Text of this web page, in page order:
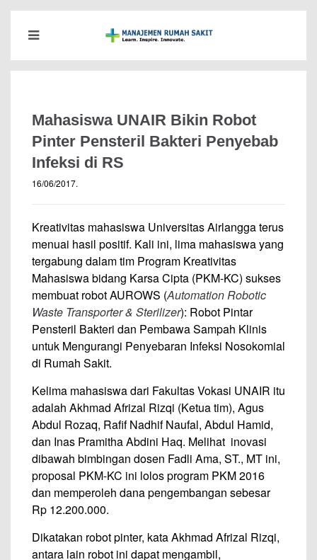
Mahasiswa UNAIR Bikin Robot
Pinter Pensteril Bakteri Penyebab
Infeksi di RS
16/06/2017.
Kreativitas mahasiswa Universitas Airlangga terus
menuai hasil positif. Kali ini, lima mahasiswa yang
tergabung dalam tim Program Kreativitas
Mahasiswa bidang Karsa Cipta (PKM-KC) sukses
membuat robot AUROWS (Automation Robotic
Waste Transporter & Sterilizer): Robot Pintar
Pensteril Bakteri dan Pembawa Sampah Klinis
untuk Mengurangi Penyebaran Infeksi Nosokomial
di Rumah Sakit.
Kelima mahasiswa dari Fakultas Vokasi UNAIR itu
adalah Akhmad Afrizal Rizqi (Ketua tim), Agus
Abdul Rozaq, Rafif Nadhif Naufal, Abdul Hamid,
dan Inas Pramitha Abdini Haq. Melihat inovasi
dibawah bimbingan dosen Fadli Ama, ST., MT ini,
proposal PKM-KC ini lolos program PKM 2016
dan memperoleh dana pengembangan sebesar
Rp 12.200.000.
Dikatakan robot pinter, kata Akhmad Afrizal Rizqi,
antara lain robot ini dapat mengambil,